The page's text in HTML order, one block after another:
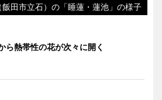
飯田市立石）の「睡蓮・蓮池」の様子
ら熱帯性の花が次々に開く